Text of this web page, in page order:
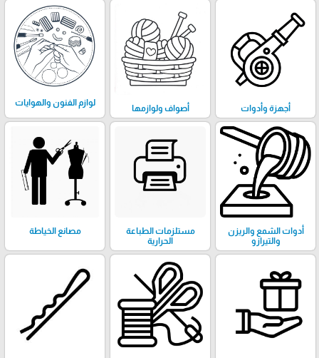
أجهزة وأدوات أصواف ولوازمها
لوازم الفنون والهوايات
أدوات الشمع والريزن
والتيرازو
مستلزمات الطباعة
الحرارية
مصانع الخياطة